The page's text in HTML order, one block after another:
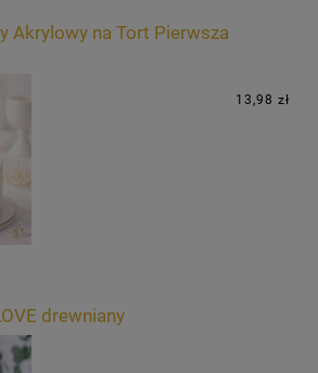
Akrylowy na Tort Pierwsza
13,98 zł
drewniany